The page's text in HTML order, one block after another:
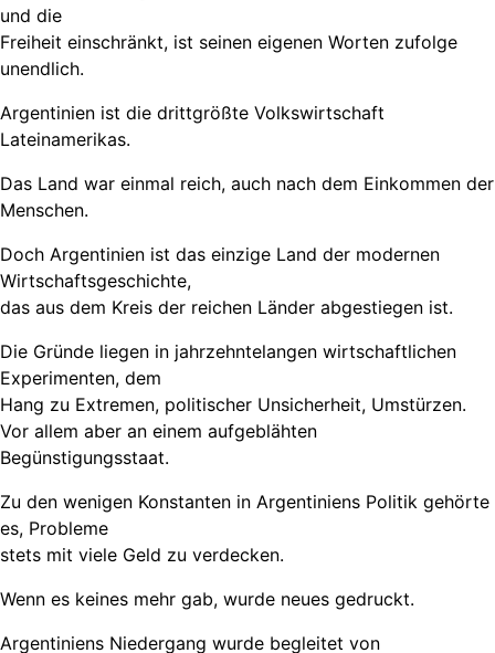
und die
Freiheit einschränkt, ist seinen eigenen Worten zufolge
unendlich.
Argentinien ist die drittgrößte Volkswirtschaft
Lateinamerikas.
Das Land war einmal reich, auch nach dem Einkommen der
Menschen.
Doch Argentinien ist das einzige Land der modernen
Wirtschaftsgeschichte,
das aus dem Kreis der reichen Länder abgestiegen ist.
Die Gründe liegen in jahrzehntelangen wirtschaftlichen
Experimenten, dem
Hang zu Extremen, politischer Unsicherheit, Umstürzen.
Vor allem aber an einem aufgeblähten
Begünstigungsstaat.
Zu den wenigen Konstanten in Argentiniens Politik gehörte
es, Probleme
stets mit viele Geld zu verdecken.
Wenn es keines mehr gab, wurde neues gedruckt.
Argentiniens Niedergang wurde begleitet von